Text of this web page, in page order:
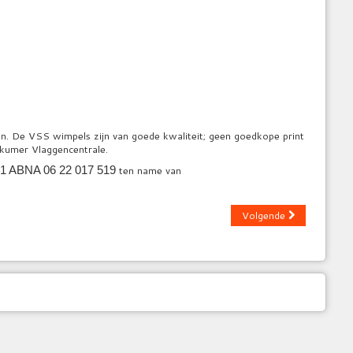
De VSS wimpels zijn van goede kwaliteit; geen goedkope print
Vlaggencentrale.
ABNA 06 22 017 519ten name van
Volgende